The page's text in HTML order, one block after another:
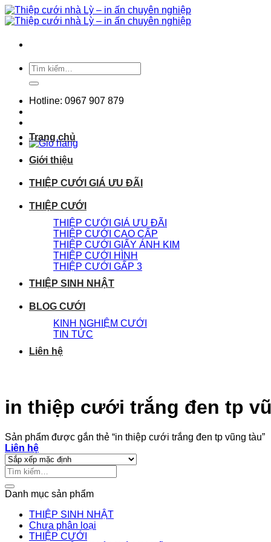
Chuyển
đến
dung
Tìm
kiếm:
Hotline: 0967 907 879
Trang chủ
Giới thiệu
THIỆP CƯỚI GIÁ ƯU ĐÃI
THIỆP CƯỚI
THIỆP CƯỚI GIÁ ƯU ĐÃI
THIỆP CƯỚI CAO CẤP
THIỆP CƯỚI GIẤY ÁNH KIM
THIỆP CƯỚI HÌNH
THIỆP CƯỚI GẤP 3
THIỆP SINH NHẬT
BLOG CƯỚI
KINH NGHIỆM CƯỚI
TIN TỨC
Liên hệ
in thiệp cưới trắng đen tp
Sản phẩm được gắn thẻ “in thiệp cưới trắng đen tp vũng tàu”
Liên hệ
Tìm
kiếm:
Danh mục sản phẩm
THIỆP SINH NHẬT
Chưa phân loại
THIỆP CƯỚI